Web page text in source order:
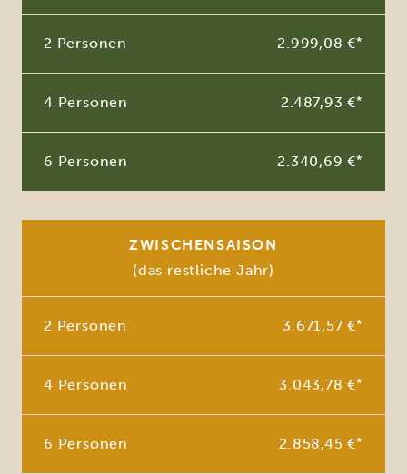
2 Personen 2.999,08 €*
4 Personen 2.487,93 €*
6 Personen 2.340,69 €*
ZWISCHENSAISON
(das restliche Jahr)
2 Personen 3.671,57 €*
4 Personen 3.043,78 €*
6 Personen 2.858,45 €*